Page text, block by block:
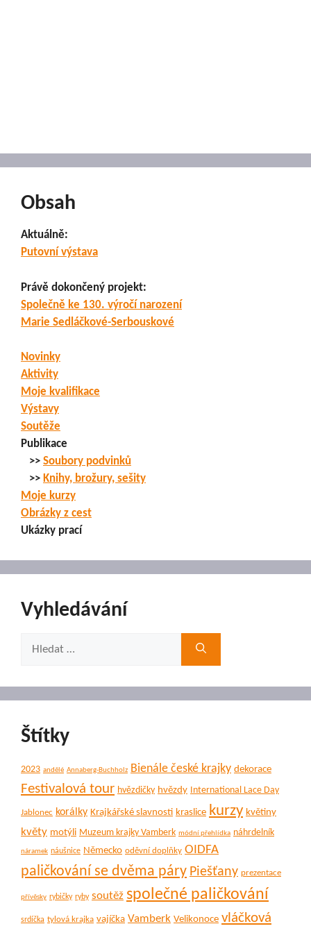
Obsah
Aktuálně:
Putovní výstava
Právě dokončený projekt:
Společně ke 130. výročí narození
Marie Sedláčkové-Serbouskové
Novinky
Aktivity
Moje kvalifikace
Výstavy
Soutěže
Publikace
>> Soubory podvinků
>> Knihy, brožury, sešity
Moje kurzy
Obrázky z cest
Ukázky prací
Vyhledávání
Štítky
2023 andělé Annaberg-Buchholz Bienále české krajky dekorace
Festivalová tour hvězdičky hvězdy International Lace Day
Jablonec korálky Krajkářské slavnosti kraslice kurzy květiny
květy motýli Muzeum krajky Vamberk módní přehlídka náhrdelník
náramek náušnice Německo oděvní doplňky OIDFA
paličkování se dvěma páry Piešťany prezentace
přívěsky rybičky ryby soutěž společné paličkování
srdíčka tylová krajka vajíčka Vamberk Velikonoce vláčková